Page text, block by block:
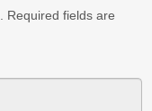
Required fields are